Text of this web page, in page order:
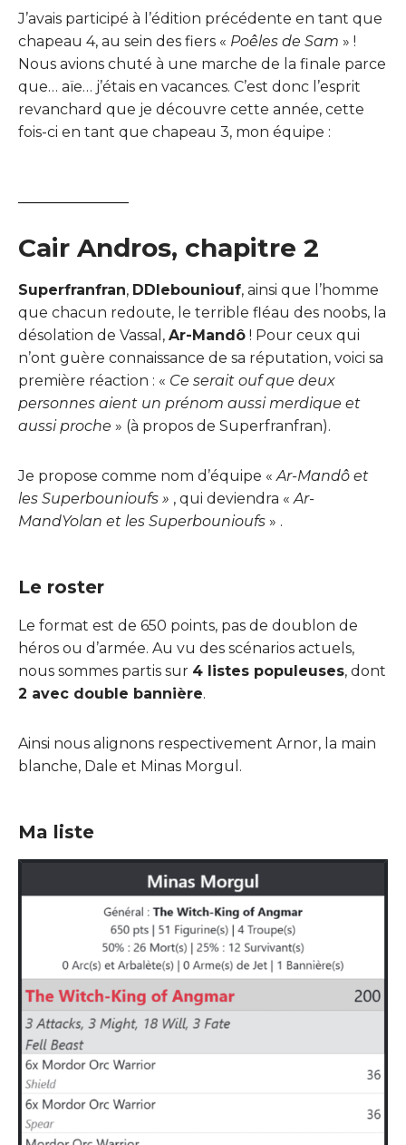
J’avais participé à l’édition précédente en tant que
chapeau 4, au sein des fiers « Poêles de Sam » !
Nous avions chuté à une marche de la finale parce
que… aïe… j’étais en vacances. C’est donc l’esprit
revanchard que je découvre cette année, cette
fois-ci en tant que chapeau 3, mon équipe :
Cair Andros, chapitre 2
Superfranfran, DDlebouniouf, ainsi que l’homme
que chacun redoute, le terrible fléau des noobs, la
désolation de Vassal, Ar-Mandô ! Pour ceux qui
n’ont guère connaissance de sa réputation, voici sa
première réaction : « Ce serait ouf que deux
personnes aient un prénom aussi merdique et
aussi proche » (à propos de Superfranfran).
Je propose comme nom d’équipe « Ar-Mandô et
les Superbounioufs » , qui deviendra « Ar-
MandYolan et les Superbounioufs » .
Le roster
Le format est de 650 points, pas de doublon de
héros ou d’armée. Au vu des scénarios actuels,
nous sommes partis sur 4 listes populeuses, dont
2 avec double bannière.
Ainsi nous alignons respectivement Arnor, la main
blanche, Dale et Minas Morgul.
Ma liste